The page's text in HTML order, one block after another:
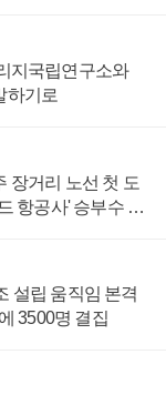
지국립연구소와
하기로
장거리 노선 첫 도
항공사' 승부수 통
설립 움직임 본격
3500명 결집